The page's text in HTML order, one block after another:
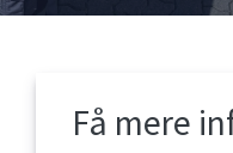
Få mere